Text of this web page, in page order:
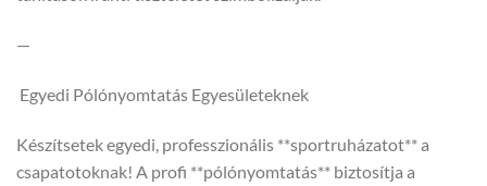
—
Egyedi Pólónyomtatás Egyesületeknek
Készítsetek egyedi, professzionális **sportruházatot** a
csapatotoknak! A profi **pólónyomtatás** biztosítja a